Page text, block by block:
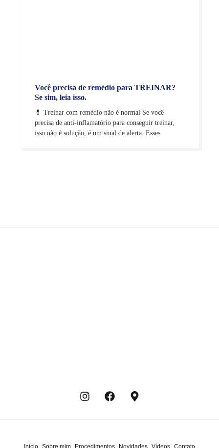
Você precisa de remédio para TREINAR?
Se sim, leia isso.
💊 Treinar com remédio não é normal Se você
precisa de anti-inflamatório para conseguir treinar,
isso não é solução, é um sinal de alerta. Esses
Início Sobre mim Procedimentos Novidades Vídeos Contato